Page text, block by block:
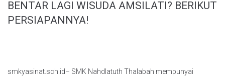
BENTAR LAGI WISUDA AMSILATI? BERIKUT
PERSIAPANNYA!
smkyasinat.sch.id– SMK Nahdlatuth Thalabah mempunyai